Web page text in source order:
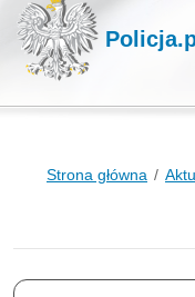
Strona główna